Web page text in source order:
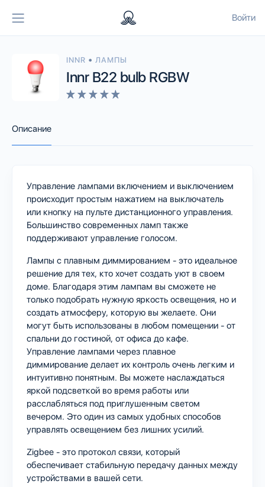
Войти
INNR • ЛАМПЫ
Innr B22 bulb RGBW
Описание
Управление лампами включением и выключением
происходит простым нажатием на выключатель
или кнопку на пульте дистанционного управления.
Большинство современных ламп также
поддерживают управление голосом.
Лампы с плавным диммированием - это идеальное
решение для тех, кто хочет создать уют в своем
доме. Благодаря этим лампам вы сможете не
только подобрать нужную яркость освещения, но и
создать атмосферу, которую вы желаете. Они
могут быть использованы в любом помещении - от
спальни до гостиной, от офиса до кафе.
Управление лампами через плавное
диммирование делает их контроль очень легким и
интуитивно понятным. Вы можете наслаждаться
яркой подсветкой во время работы или
расслабляться под приглушенным светом
вечером. Это один из самых удобных способов
управлять освещением без лишних усилий.
Zigbee - это протокол связи, который
обеспечивает стабильную передачу данных между
устройствами в вашей сети.